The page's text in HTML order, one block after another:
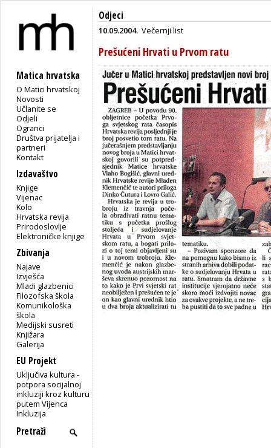
Matica hrvatska
O Matici hrvatskoj
Novosti
Učlanite se
Odjeli
Ogranci
Društva prijatelja i
partneri
Kontakt
Izdavaštvo
Knjige
Vijenac
Kolo
Hrvatska revija
Prirodoslovlje
Elektroničke knjige
Zbivanja
Najave
Izvješća
Mladi glazbenici
Filozofska škola
Komunikološka
škola
Medijski susreti
Knjižara
Galerija
EU Projekt
Uključiva kultura -
potpora socijalnoj
inkluziji kroz kulturu
putem Vijenca
Inkluzija
Odjeci
10.09.2004. Večernji list
Prešućeni Hrvati u Prvom ratu